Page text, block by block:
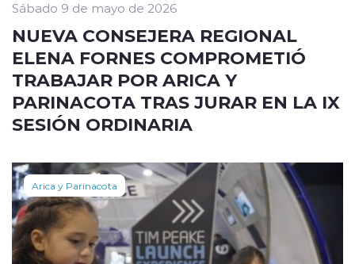
Sábado 9 de mayo de 2026
NUEVA CONSEJERA REGIONAL
ELENA FORNES COMPROMETIÓ
TRABAJAR POR ARICA Y
PARINACOTA TRAS JURAR EN LA IX
SESIÓN ORDINARIA
Arica y Parinacota